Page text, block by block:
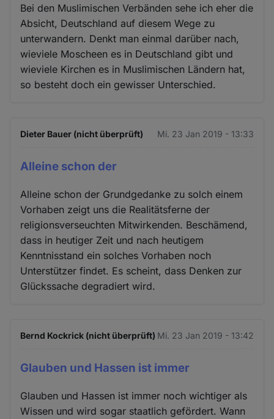
Bei den Muslimischen Verbänden sehe ich eher die
Absicht, Deutschland auf diesem Wege zu
unterwandern. Denkt man einmal darüber nach,
wieviele Moscheen es in Deutschland gibt und
wieviele Kirchen es in Muslimischen Ländern hat,
so besteht doch ein gewisser Unterschied.
Dieter Bauer (nicht überprüft) Mi. 23 Jan 2019 - 13:33
Alleine schon der
Alleine schon der Grundgedanke zu solch einem
Vorhaben zeigt uns die Realitätsferne der
religionsverseuchten Mitwirkenden. Beschämend,
dass in heutiger Zeit und nach heutigem
Kenntnisstand ein solches Vorhaben noch
Unterstützer findet. Es scheint, dass Denken zur
Glückssache degradiert wird.
Bernd Kockrick (nicht überprüft) Mi. 23 Jan 2019 - 13:42
Glauben und Hassen ist immer
Glauben und Hassen ist immer noch wichtiger als
Wissen und wird sogar staatlich gefördert. Wann